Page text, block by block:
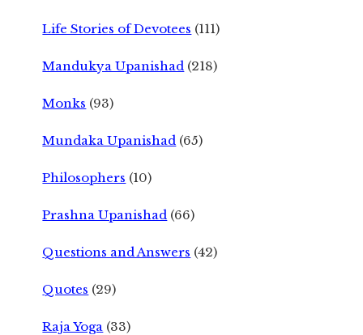
Life Stories of Devotees (111)
Mandukya Upanishad (218)
Monks (93)
Mundaka Upanishad (65)
Philosophers (10)
Prashna Upanishad (66)
Questions and Answers (42)
Quotes (29)
Raja Yoga (33)